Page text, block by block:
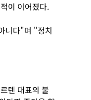
이 이어졌다.
니다"며 "정치
텐 대표의 불